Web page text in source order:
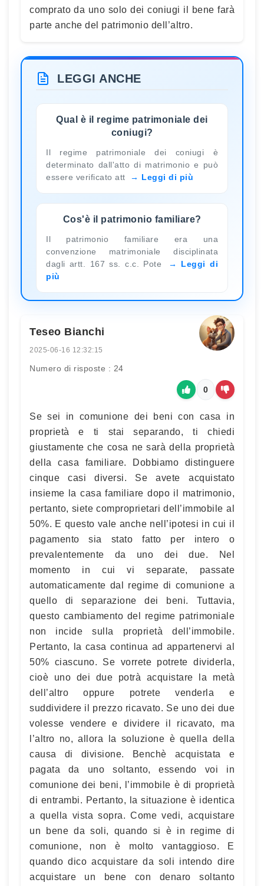
comprato da uno solo dei coniugi il bene farà
parte anche del patrimonio dell’altro.
LEGGI ANCHE
Qual è il regime patrimoniale dei
coniugi?
Il regime patrimoniale dei coniugi è
determinato dall'atto di matrimonio e può
essere verificato att
Leggi di più
Cos'è il patrimonio familiare?
Il patrimonio familiare era una
convenzione matrimoniale disciplinata
dagli artt. 167 ss. c.c. Pote
Leggi di
più
Teseo Bianchi
2025-06-16 12:32:15
Numero di risposte : 24
0
Se sei in comunione dei beni con casa in
proprietà e ti stai separando, ti chiedi
giustamente che cosa ne sarà della proprietà
della casa familiare. Dobbiamo distinguere
cinque casi diversi. Se avete acquistato
insieme la casa familiare dopo il matrimonio,
pertanto, siete comproprietari dell’immobile al
50%. E questo vale anche nell’ipotesi in cui il
pagamento sia stato fatto per intero o
prevalentemente da uno dei due. Nel
momento in cui vi separate, passate
automaticamente dal regime di comunione a
quello di separazione dei beni. Tuttavia,
questo cambiamento del regime patrimoniale
non incide sulla proprietà dell’immobile.
Pertanto, la casa continua ad appartenervi al
50% ciascuno. Se vorrete potrete dividerla,
cioè uno dei due potrà acquistare la metà
dell’altro oppure potrete venderla e
suddividere il prezzo ricavato. Se uno dei due
volesse vendere e dividere il ricavato, ma
l’altro no, allora la soluzione è quella della
causa di divisione. Benchè acquistata e
pagata da uno soltanto, essendo voi in
comunione dei beni, l’immobile è di proprietà
di entrambi. Pertanto, la situazione è identica
a quella vista sopra. Come vedi, acquistare
un bene da soli, quando si è in regime di
comunione, non è molto vantaggioso. E
quando dico acquistare da soli intendo dire
acquistare un bene con denaro soltanto